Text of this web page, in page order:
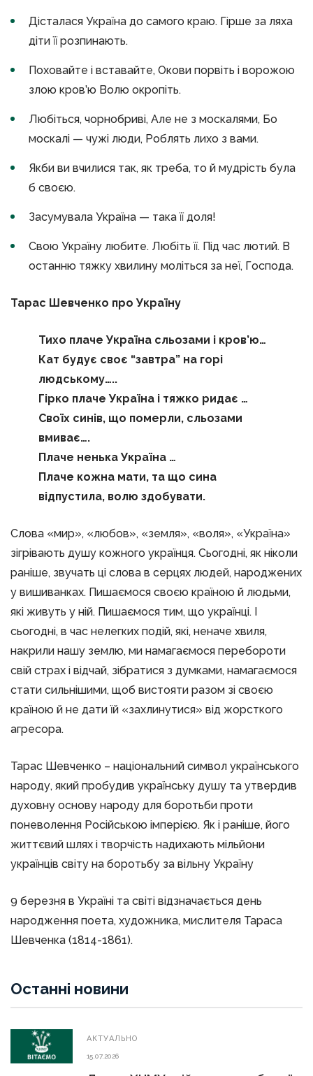
Дісталася Україна до самого краю. Гірше за ляха
діти її розпинають.
Поховайте і вставайте, Окови порвіть і ворожою
злою кров’ю Волю окропіть.
Любіться, чорнобриві, Але не з москалями, Бо
москалі — чужі люди, Роблять лихо з вами.
Якби ви вчилися так, як треба, то й мудрість була
б своєю.
Засумувала Україна — така її доля!
Свою Україну любите. Любіть її. Під час лютий. В
останню тяжку хвилину моліться за неї, Господа.
Тарас Шевченко про Україну
Тихо плаче Україна сльозами і кров’ю…
Кат будує своє “завтра” на горі
людському…..
Гірко плаче Україна і тяжко ридає …
Своїх синів, що померли, сльозами
вмиває….
Плаче ненька Україна …
Плаче кожна мати, та що сина
відпустила, волю здобувати.
Слова «мир», «любов», «земля», «воля», «Україна»
зігрівають душу кожного українця. Сьогодні, як ніколи
раніше, звучать ці слова в серцях людей, народжених
у вишиванках. Пишаємося своєю країною й людьми,
які живуть у ній. Пишаємося тим, що українці. І
сьогодні, в час нелегких подій, які, неначе хвиля,
накрили нашу землю, ми намагаємося перебороти
свій страх і відчай, зібратися з думками, намагаємося
стати сильнішими, щоб вистояти разом зі своєю
країною й не дати їй «захлинутися» від жорсткого
агресора.
Тарас Шевченко – національний символ українського
народу, який пробудив українську душу та утвердив
духовну основу народу для боротьби проти
поневолення Російською імперією. Як і раніше, його
життєвий шлях і творчість надихають мільйони
українців світу на боротьбу за вільну Україну
9 березня в Україні та світі відзначається день
народження поета, художника, мислителя Тараса
Шевченка (1814-1861).
Останні новини
АКТУАЛЬНО
15.07.2026